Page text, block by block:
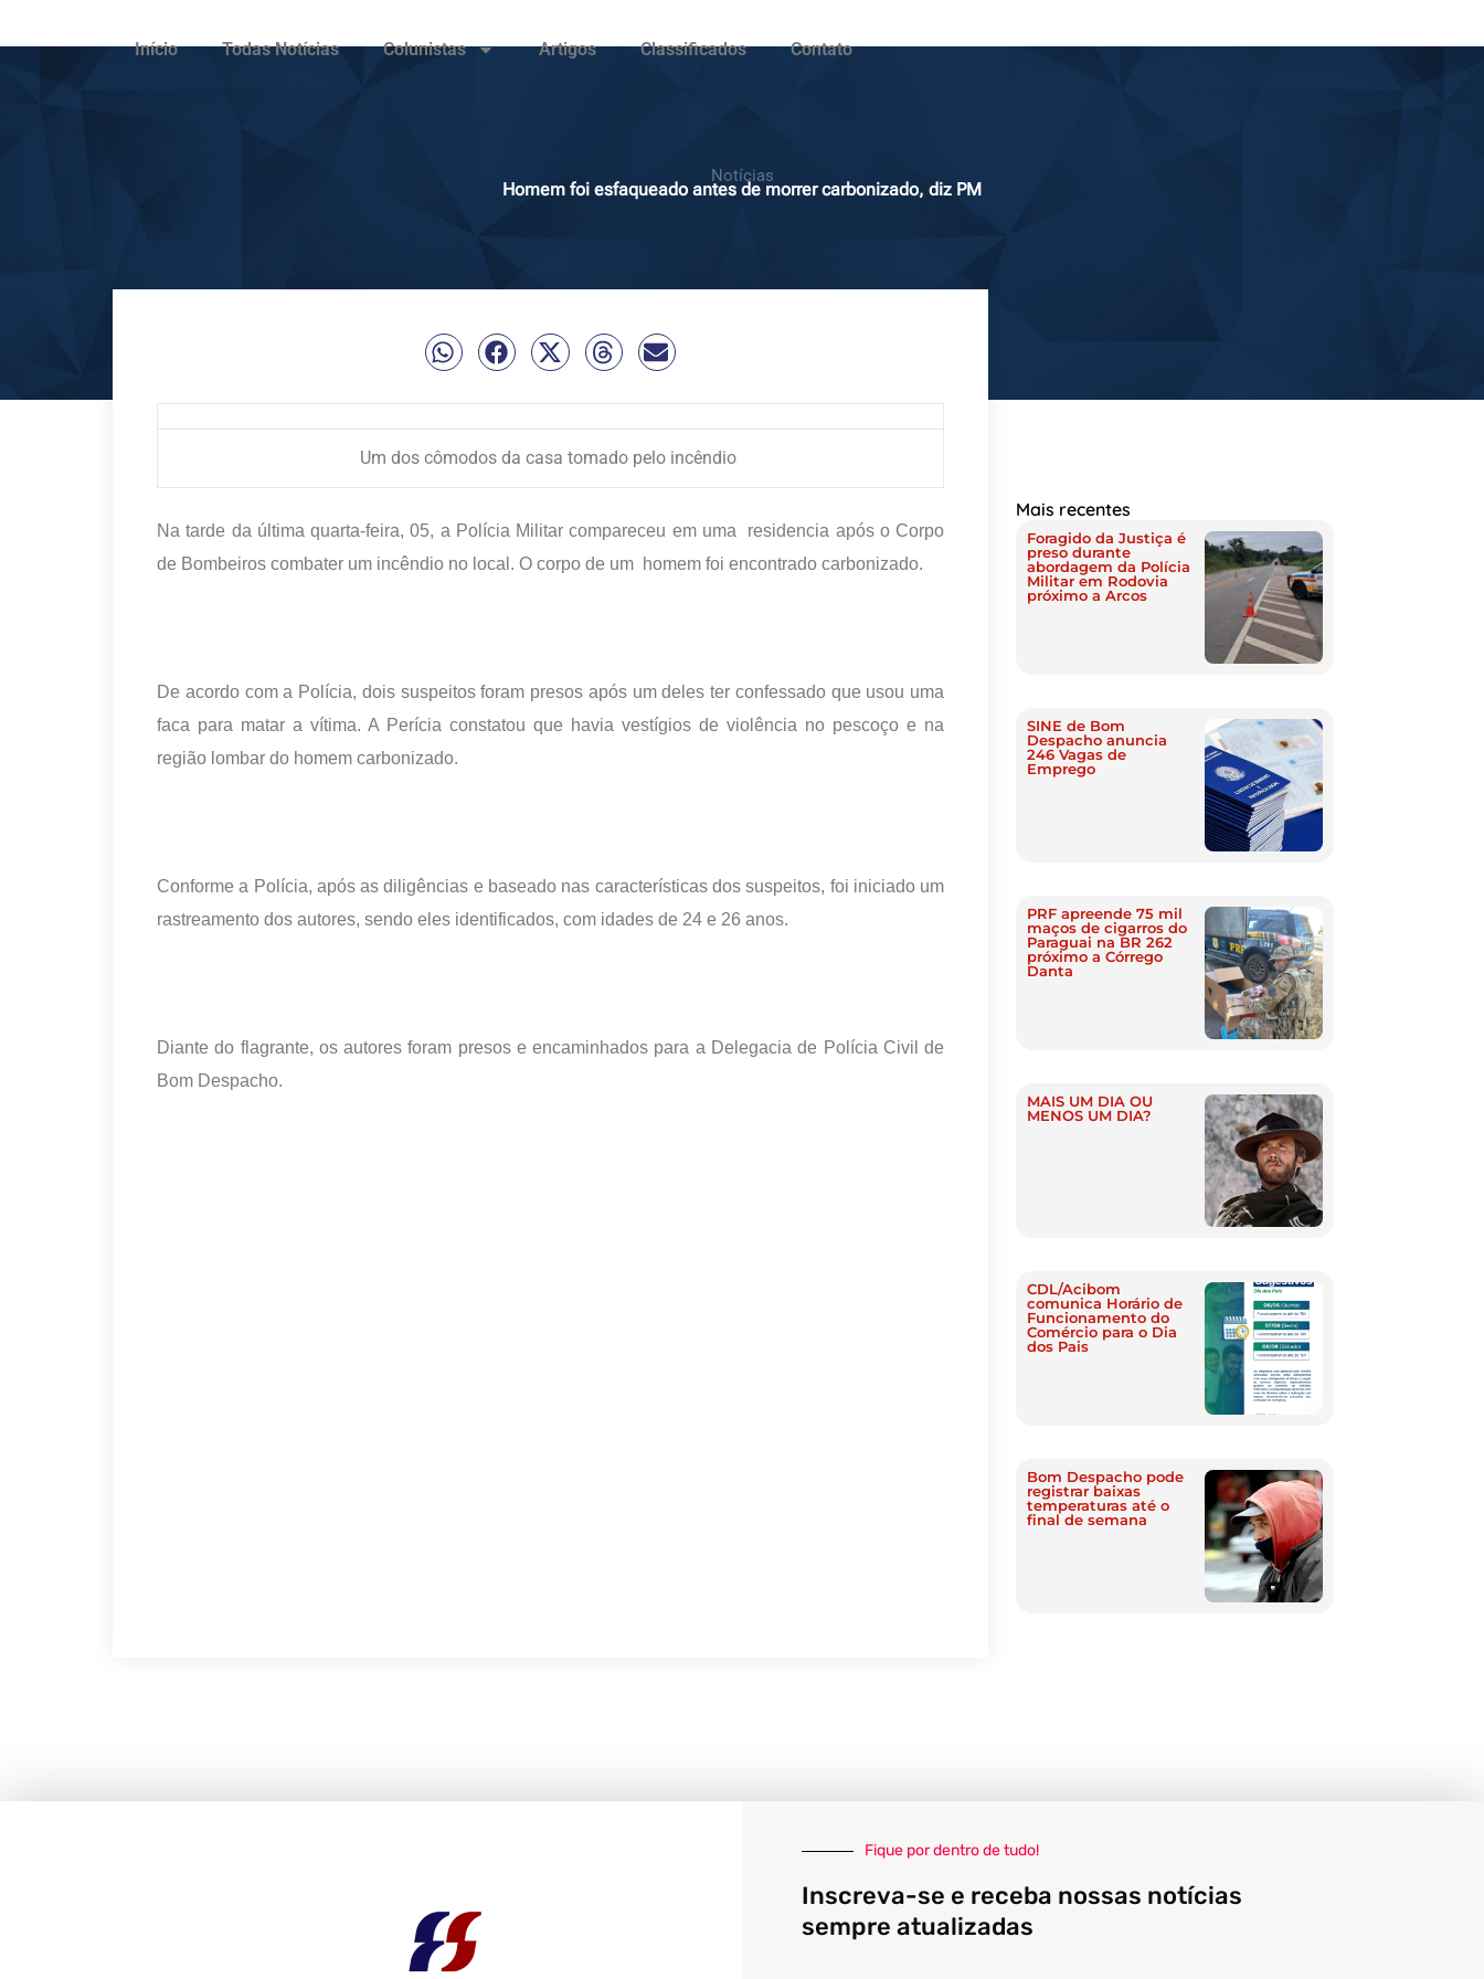
Início Todas Notícias Colunistas Artigos Classificados Contato
Notícias
Homem foi esfaqueado antes de morrer carbonizado, diz PM
Um dos cômodos da casa tomado pelo incêndio
Na tarde da última quarta-feira, 05, a Polícia Militar compareceu em uma residencia após o Corpo
de Bombeiros combater um incêndio no local. O corpo de um homem foi encontrado carbonizado.
De acordo com a Polícia, dois suspeitos foram presos após um deles ter confessado que usou uma
faca para matar a vítima. A Perícia constatou que havia vestígios de violência no pescoço e na
região lombar do homem carbonizado.
Conforme a Polícia, após as diligências e baseado nas características dos suspeitos, foi iniciado um
rastreamento dos autores, sendo eles identificados, com idades de 24 e 26 anos.
Diante do flagrante, os autores foram presos e encaminhados para a Delegacia de Polícia Civil de
Bom Despacho.
Mais recentes
Foragido da Justiça é
preso durante
abordagem da Polícia
Militar em Rodovia
próximo a Arcos
SINE de Bom
Despacho anuncia
246 Vagas de
Emprego
PRF apreende 75 mil
maços de cigarros do
Paraguai na BR 262
próximo a Córrego
Danta
MAIS UM DIA OU
MENOS UM DIA?
CDL/Acibom
comunica Horário de
Funcionamento do
Comércio para o Dia
dos Pais
Bom Despacho pode
registrar baixas
temperaturas até o
final de semana
Fique por dentro de tudo!
Inscreva-se e receba nossas notícias
sempre atualizadas